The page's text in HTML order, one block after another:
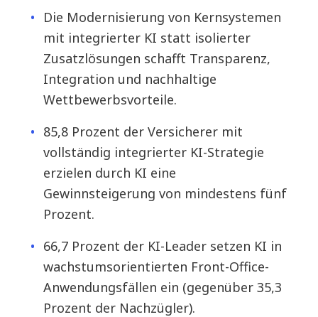
Die Modernisierung von Kernsystemen
mit integrierter KI statt isolierter
Zusatzlösungen schafft Transparenz,
Integration und nachhaltige
Wettbewerbsvorteile.
85,8 Prozent der Versicherer mit
vollständig integrierter KI-Strategie
erzielen durch KI eine
Gewinnsteigerung von mindestens fünf
Prozent.
66,7 Prozent der KI-Leader setzen KI in
wachstumsorientierten Front-Office-
Anwendungsfällen ein (gegenüber 35,3
Prozent der Nachzügler).